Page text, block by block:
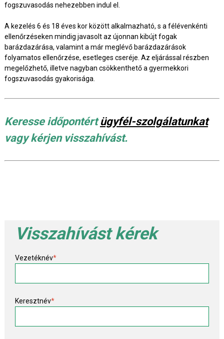
fogszuvasodás nehezebben indul el.
A kezelés 6 és 18 éves kor között alkalmazható, s a félévenkénti
ellenőrzéseken mindig javasolt az újonnan kibújt fogak
barázdazárása, valamint a már meglévő barázdazárások
folyamatos ellenőrzése, esetleges cseréje. Az eljárással részben
megelőzhető, illetve nagyban csökkenthető a gyermekkori
fogszuvasodás gyakorisága.
Keresse időpontértügyfél-szolgálatunkat
vagy kérjen visszahívást.
Visszahívást kérek
Vezetéknév*
Keresztnév*